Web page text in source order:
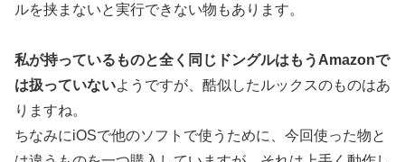
ルを挟まないと実行できない物もあります。
私が持っているものと全く同じドングルはもうAmazonで
は扱っていないようですが、酷似したルックスのものはあ
りますね。
ちなみにiOSで他のソフトで使うために、今回使った物と